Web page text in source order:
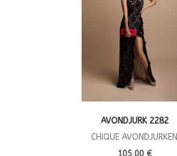
AVONDJURK 2282
CHIQUE AVONDJURKEN
105,00 €